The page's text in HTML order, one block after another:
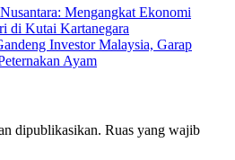
Mengangkat Ekonomi
di Kutai Kartanegara
Investor Malaysia, Garap
Ayam
dipublikasikan. Ruas yang wajib